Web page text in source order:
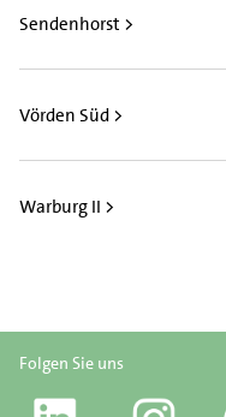
Sendenhorst >
Vörden Süd >
Warburg II >
Folgen Sie uns